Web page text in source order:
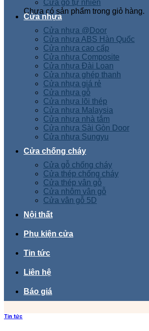
Chưa có sản phẩm trong giỏ hàng.
Cửa gỗ tự nhiên
Cửa nhựa
Cửa nhựa @Door
Cửa nhựa ABS Hàn Quốc
Cửa nhựa cao cấp
Cửa nhựa Composite
Cửa nhựa Đài Loan
Cửa nhựa ghép thanh
Cửa nhựa giá rẻ
Cửa nhựa gỗ
Cửa nhựa lõi thép
Cửa nhựa Malaysia
Cửa nhựa nhà tắm
Cửa nhựa Sài Gòn Door
Cửa nhựa Sungyu
Cửa chống cháy
Cửa gỗ chống cháy
Cửa thép chống cháy
Cửa thép vân gỗ
Cửa nhôm vân gỗ
Cửa vân gỗ 5D
Nội thất
Phụ kiện cửa
Tin tức
Liên hệ
Báo giá
Tin tức